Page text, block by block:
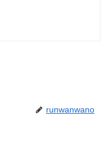
runwanwano